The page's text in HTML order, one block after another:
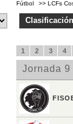
Fútbol >> LCFs
Clasificación